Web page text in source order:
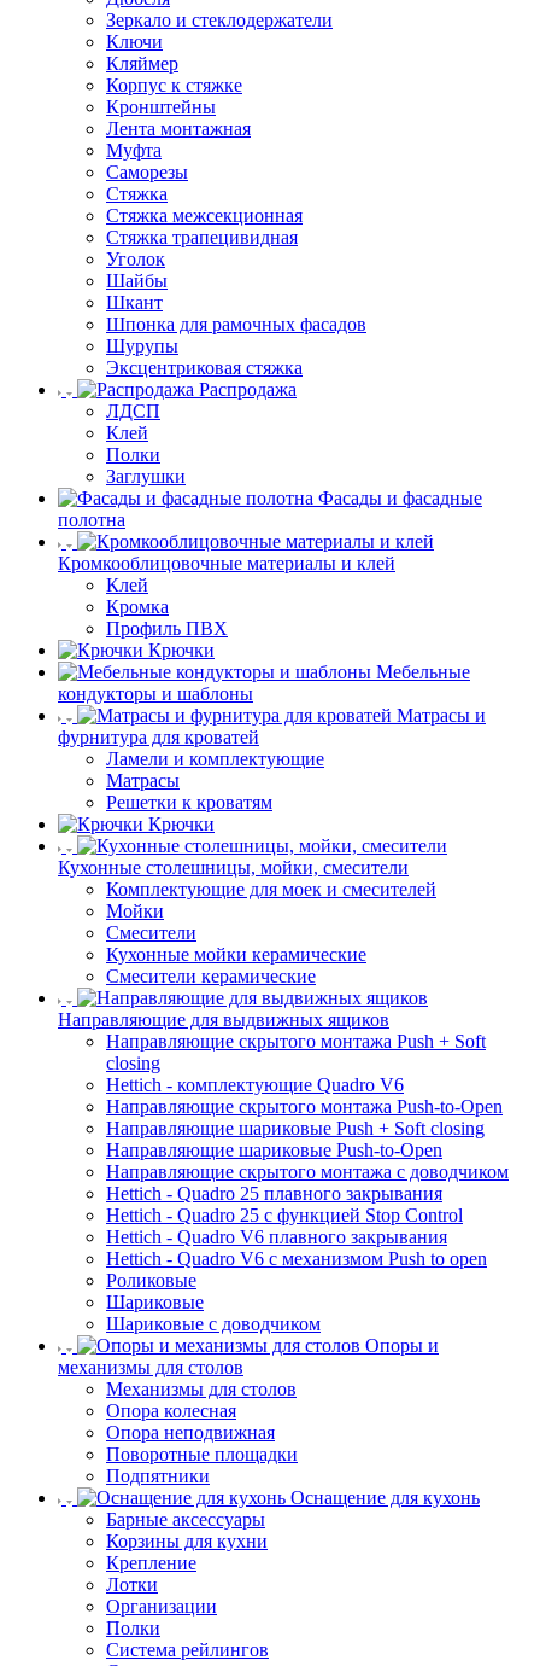
Зеркало и стеклодержатели
Ключи
Кляймер
Корпус к стяжке
Кронштейны
Лента монтажная
Муфта
Саморезы
Стяжка
Стяжка межсекционная
Стяжка трапецивидная
Уголок
Шайбы
Шкант
Шпонка для рамочных фасадов
Шурупы
Эксцентриковая стяжка
Распродажа
ЛДСП
Клей
Полки
Заглушки
Фасады и фасадные
полотна
Кромкооблицовочные материалы и клей
Клей
Кромка
Профиль ПВХ
Крючки
Мебельные
кондукторы и шаблоны
Матрасы и
фурнитура для кроватей
Ламели и комплектующие
Матрасы
Решетки к кроватям
Крючки
Кухонные столешницы, мойки, смесители
Комплектующие для моек и смесителей
Мойки
Смесители
Кухонные мойки керамические
Смесители керамические
Направляющие для выдвижных ящиков
Направляющие скрытого монтажа Push + Soft
closing
Hettich - комплектующие Quadro V6
Направляющие скрытого монтажа Push-to-Open
Направляющие шариковые Push + Soft closing
Направляющие шариковые Push-to-Open
Направляющие скрытого монтажа с доводчиком
Hettich - Quadro 25 плавного закрывания
Hettich - Quadro 25 с функцией Stop Control
Hettich - Quadro V6 плавного закрывания
Hettich - Quadro V6 с механизмом Push to open
Роликовые
Шариковые
Шариковые с доводчиком
Опоры и
механизмы для столов
Механизмы для столов
Опора колесная
Опора неподвижная
Поворотные площадки
Подпятники
Оснащение для кухонь
Барные аксессуары
Корзины для кухни
Крепление
Лотки
Организации
Полки
Система рейлингов